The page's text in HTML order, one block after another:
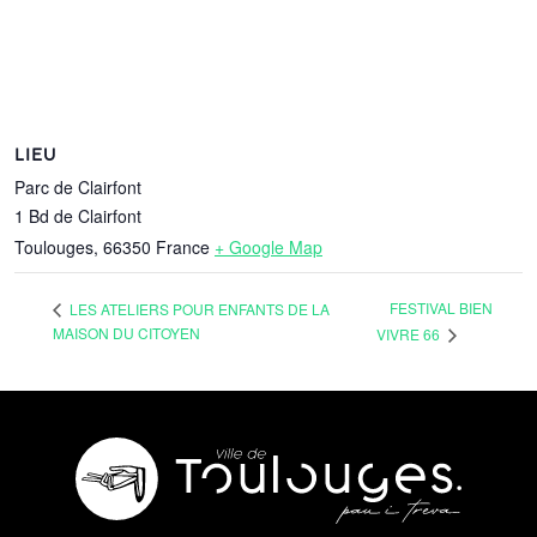
LIEU
Parc de Clairfont
1 Bd de Clairfont
Toulouges, 66350 France + Google Map
LES ATELIERS POUR ENFANTS DE LA
MAISON DU CITOYEN
FESTIVAL BIEN
VIVRE 66